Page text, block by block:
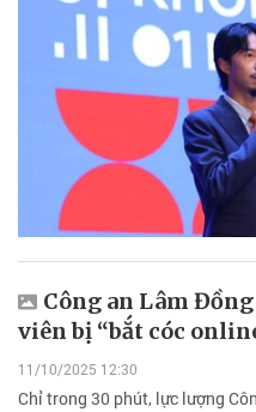
Công an Lâm
viên bị “bắt cóc
11/10/2025 12:30
Chỉ trong 30 phút, lực lượng